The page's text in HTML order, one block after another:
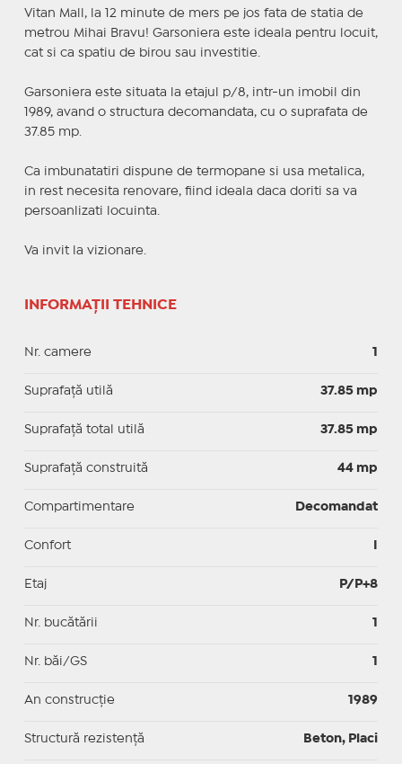
Vitan Mall, la 12 minute de mers pe jos fata de statia de
metrou Mihai Bravu! Garsoniera este ideala pentru locuit,
cat si ca spatiu de birou sau investitie.
Garsoniera este situata la etajul p/8, intr-un imobil din
1989, avand o structura decomandata, cu o suprafata de
37.85 mp.
Ca imbunatatiri dispune de termopane si usa metalica,
in rest necesita renovare, fiind ideala daca doriti sa va
persoanlizati locuinta.
Va invit la vizionare.
INFORMAȚII TEHNICE
Nr. camere 1
Suprafaţă utilă 37.85 mp
Suprafaţă total utilă 37.85 mp
Suprafaţă construită 44 mp
Compartimentare Decomandat
Confort
Etaj P/P+8
Nr. bucătării 1
Nr. băi/GS 1
An construcție 1989
Structură rezistență Beton, Placi